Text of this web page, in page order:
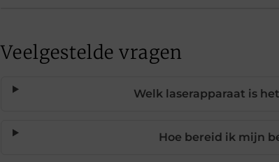
Veelgestelde vragen
Welk laserapparaat is
Hoe bereid ik mijn